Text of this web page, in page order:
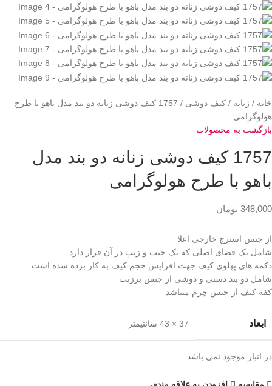
خانه زنانه کیف دوشی
1757 کیف دوشی زنانه دو بند مدل باهو با طرح
هولوگرامی
بازگشت به محصولات
1757 کیف دوشی زنانه دو بند مدل
باهو با طرح هولوگرامی
348,000 تومان
از جنس استرج خارجی اعلا
شامل یک فضای اصلی که یک جیب و زیپ در آن قرار دارد
دکمه های پهلوی کیف جهت افزایش حجم کیف به کار برده شده است
شامل دو بند دستی و دوشی از جنس برزنت
کفه کیف از جنس چرم میباشد
ابعاد 37 × 43 سانتیمتر
در انبار موجود نمی باشد